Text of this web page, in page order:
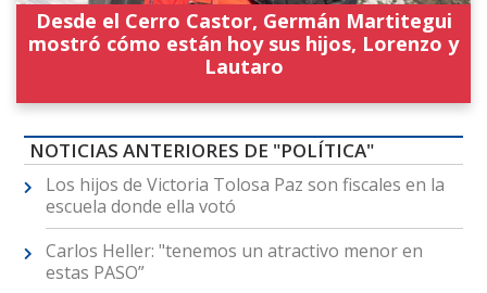
Desde el Cerro Castor, Germán Martitegui
mostró cómo están hoy sus hijos, Lorenzo y
Lautaro
NOTICIAS ANTERIORES DE "POLÍTICA"
Los hijos de Victoria Tolosa Paz son fiscales en la
escuela donde ella votó
Carlos Heller: "tenemos un atractivo menor en
estas PASO”